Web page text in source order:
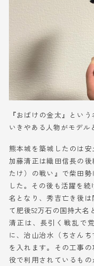
『おばけの金太』とい
いきやある人物がモデル
熊本城を築城したのは安
加藤清正は織田信長の
たけ）の戦い』で柴田
した。その後も活躍を
名となり、秀吉亡き後
て肥後52万石の国持大名
清正は、長引く戦乱で
に、治山治水（ちさん
を入れます。その工事
役で利用されているも